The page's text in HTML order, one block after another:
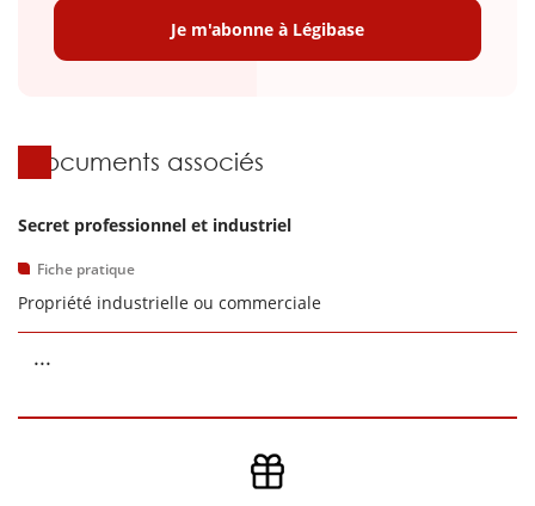
Je m'abonne à Légibase
Documents associés
Secret professionnel et industriel
Fiche pratique
Propriété industrielle ou commerciale
...